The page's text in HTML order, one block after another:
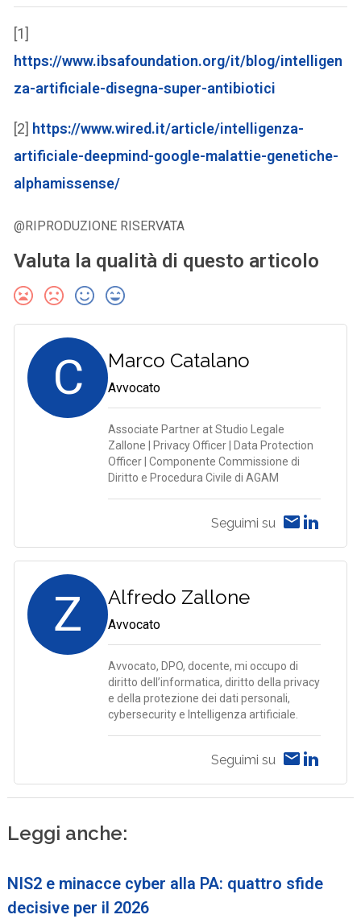
[1]
https://www.ibsafoundation.org/it/blog/intelligen
za-artificiale-disegna-super-antibiotici
[2] https://www.wired.it/article/intelligenza-
artificiale-deepmind-google-malattie-genetiche-
alphamissense/
@RIPRODUZIONE RISERVATA
Valuta la qualità di questo articolo
C Marco Catalano
Avvocato
Associate Partner at Studio Legale
Zallone | Privacy Officer | Data Protection
Officer | Componente Commissione di
Diritto e Procedura Civile di AGAM
Seguimi su
Z Alfredo Zallone
Avvocato
Avvocato, DPO, docente, mi occupo di
diritto dell’informatica, diritto della privacy
e della protezione dei dati personali,
cybersecurity e Intelligenza artificiale.
Seguimi su
Leggi anche:
NIS2 e minacce cyber alla PA: quattro sfide
decisive per il 2026